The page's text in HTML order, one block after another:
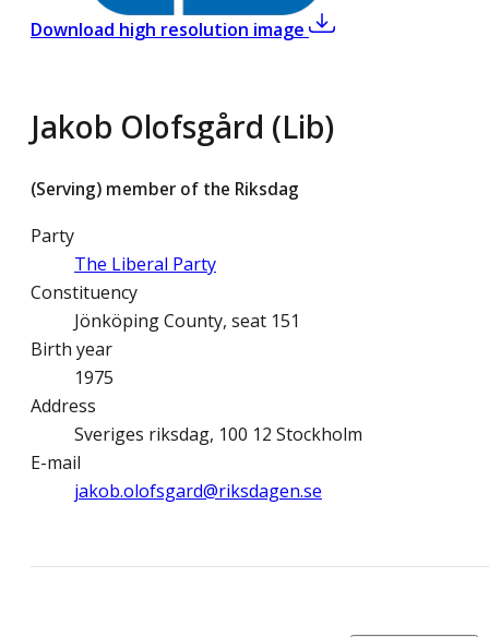
Download high resolution image ,Jakob Olofsgård
Jakob Olofsgård (Lib)
(Serving) member of the Riksdag
Party
The Liberal Party
Constituency
Jönköping County, seat 151
Birth year
1975
Address
Sveriges riksdag, 100 12 Stockholm
E-mail
jakob.olofsgard@­riksdagen.se